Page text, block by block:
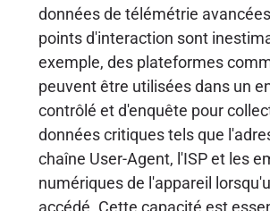
données de télémétrie
points d'interaction sont
exemple, des plateformes
peuvent être utilisées dans un
contrôlé et d'enquête pour
données critiques tels que
chaîne User-Agent, l'ISP et les
numériques de l'appareil
accédé. Cette capacité est